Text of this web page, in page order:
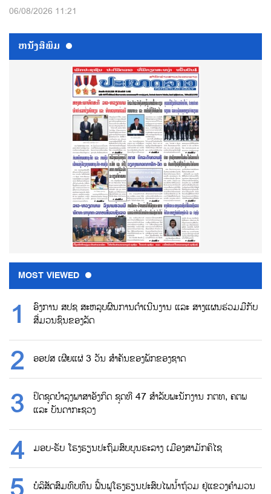
06/08/2026 11:21
ຫນ້ັງສືພິມ
MOST VIEWED
ອົງການ ສປຊ ສະຫລຸບຜົນການດຳເນີນງານ ແລະ ສາງແຜນຮ່ວມມືກັບ
ສື່ມວນຊົນຂອງລັດ
ອອປສ ເຜີຍແຜ່ 3 ວັນ ສຳຄັນຂອງພັກຂອງຊາດ
ປິດຊຸດບຳລຸງພາສາອັງກິດ ຊຸດທີ 47 ສຳລັບພະນັກງານ ກຕທ, ຄຕພ
ແລະ ບັນດາກະຊວງ
ມອບ-ຮັບ ໂຮງຮຽນປະຖົມສົບບູນຮະລາງ ເມືອງສາມັກຄິໄຊ
ບໍລິສັດສົມທົບທຶນ ຟື້ນຟູໂຮງຮຽນປະສົບໄພນ້ຳຖ້ວມ ຢູ່ແຂວງຄຳມວນ